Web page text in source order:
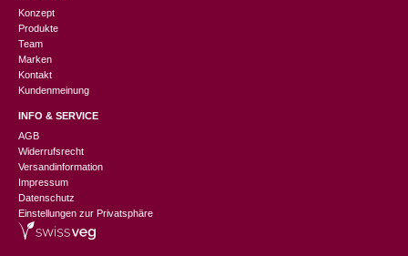
Konzept
Produkte
Team
Marken
Kontakt
Kundenmeinung
INFO & SERVICE
AGB
Widerrufsrecht
Versandinformation
Impressum
Datenschutz
Einstellungen zur Privatsphäre